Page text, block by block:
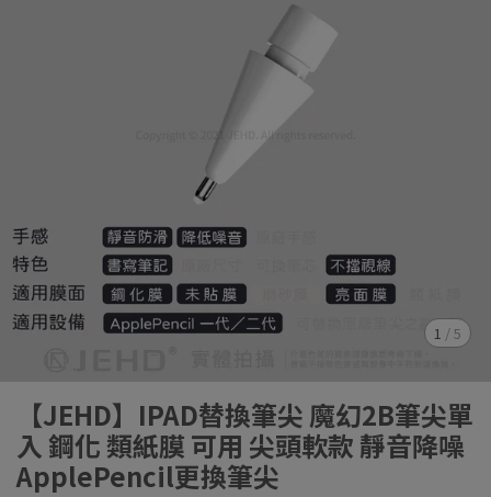
1 /5
【JEHD】IPAD替換筆尖 魔幻2B筆尖單
入 鋼化 類紙膜 可用 尖頭軟款 靜音降噪
ApplePencil更換筆尖